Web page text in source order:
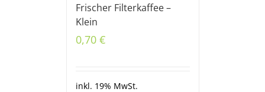
Frischer Filterkaffee –
Klein
0,70 €
inkl. 19% MwSt.